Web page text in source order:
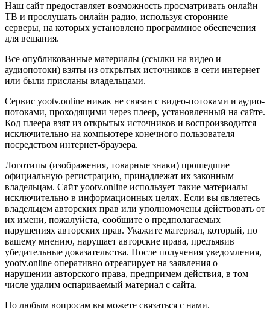
Наш сайт предоставляет возможность просматривать онлайн
ТВ и прослушать онлайн радио, используя сторонние
серверы, на которых установлено программное обеспечения
для вещания.
Все опубликованные материалы (ссылки на видео и
аудиопотоки) взяты из открытых источников в сети интернет
или были присланы владельцами.
Сервис yootv.online никак не связан с видео-потоками и аудио-
потоками, проходящими через плеер, установленный на сайте.
Код плеера взят из открытых источников и воспроизводится
исключительно на компьютере конечного пользователя
посредством интернет-браузера.
Логотипы (изображения, товарные знаки) прошедшие
официальную регистрацию, принадлежат их законным
владельцам. Сайт yootv.online использует такие материалы
исключительно в информационных целях. Если вы являетесь
владельцем авторских прав или уполномочены действовать от
их имени, пожалуйста, сообщите о предполагаемых
нарушениях авторских прав. Укажите материал, который, по
вашему мнению, нарушает авторские права, предъявив
убедительные доказательства. После получения уведомления,
yootv.online оперативно отреагирует на заявления о
нарушении авторского права, предпримем действия, в том
числе удалим оспариваемый материал с сайта.
По любым вопросам вы можете связаться с нами.